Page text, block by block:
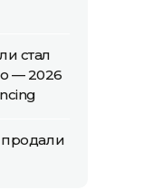
стал
— 2026
продали